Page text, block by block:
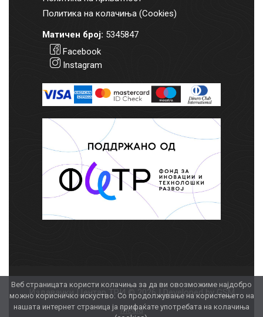
Веб страницата користи колачиња за да ви овозможиме најдобро
можно корисничко искуство. Со продолжување на користењето на
нашата интернет страница ја прифаќате употребата на колачиња
Политика на колачиња (Cookies)
Матичен број: 5345847
Facebook
Instagram
Издавачки Центар ТРИ © 2026 | Developed byGSM
Media